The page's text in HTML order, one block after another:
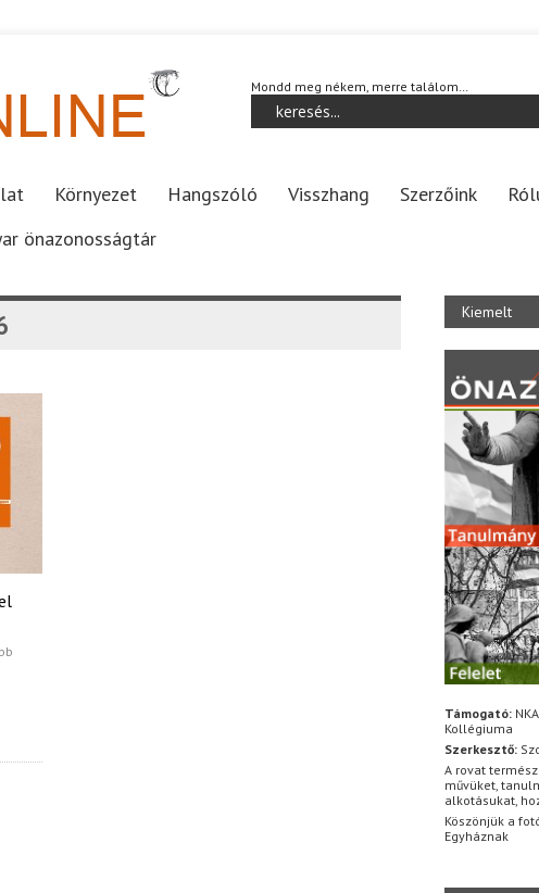
Mondd meg nékem, merre találom…
Környezet Hangszóló Visszhang Szerzőink
önazonosságtár
Kiemelt
Támogató:
Kollégiuma
Szerkesztő:
A rovat
művüket,
alkotásukat,
Köszönjük a
Egyháznak